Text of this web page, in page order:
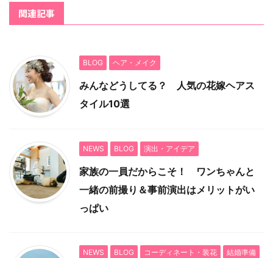
関連記事
BLOG ヘア・メイク
みんなどうしてる？ 人気の花嫁ヘアス
タイル10選
NEWS BLOG 演出・アイデア
家族の一員だからこそ！ ワンちゃんと
一緒の前撮り＆事前演出はメリットがい
っぱい
NEWS BLOG コーディネート・装花 結婚準備